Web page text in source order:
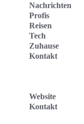
Nachrichten
Profis
Reisen
Tech
Zuhause
Kontakt
Website
Kontakt